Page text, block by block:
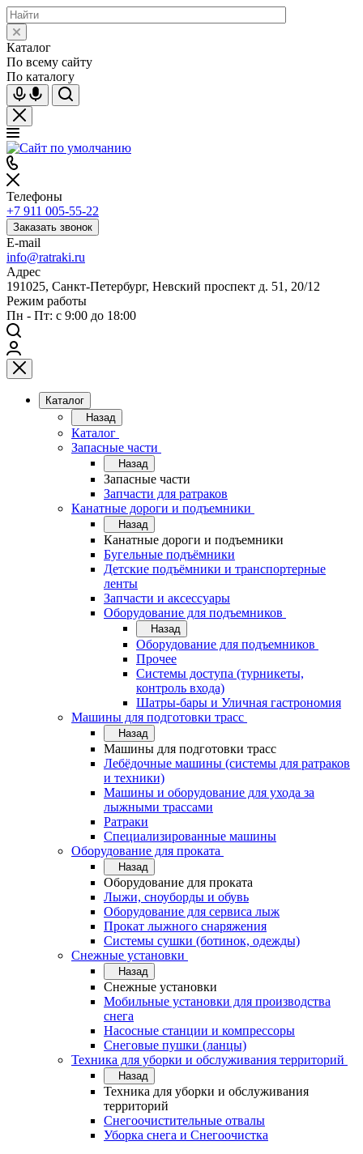
Каталог
По всему сайту
По каталогу
Телефоны
+7 911 005-55-22
Заказать звонок
E-mail
info@ratraki.ru
Адрес
191025, Санкт-Петербург, Невский проспект д. 51, 20/12
Режим работы
Пн - Пт: с 9:00 до 18:00
Каталог
Назад
Каталог
Запасные части
Назад
Запасные части
Запчасти для ратраков
Канатные дороги и подъемники
Назад
Канатные дороги и подъемники
Бугельные подъёмники
Детские подъёмники и транспортерные
ленты
Запчасти и аксессуары
Оборудование для подъемников
Назад
Оборудование для подъемников
Прочее
Системы доступа (турникеты,
контроль входа)
Шатры-бары и Уличная гастрономия
Машины для подготовки трасс
Назад
Машины для подготовки трасс
Лебёдочные машины (системы для ратраков
и техники)
Машины и оборудование для ухода за
лыжными трассами
Ратраки
Специализированные машины
Оборудование для проката
Назад
Оборудование для проката
Лыжи, сноуборды и обувь
Оборудование для сервисa лыж
Прокат лыжного снаряжения
Системы сушки (ботинок, одежды)
Снежные установки
Назад
Снежные установки
Мобильные установки для производства
снега
Насосные станции и компрессоры
Снеговые пушки (ланцы)
Техника для уборки и обслуживания территорий
Назад
Техника для уборки и обслуживания
территорий
Снегоочистительные отвалы
Уборка снега и Снегоочистка